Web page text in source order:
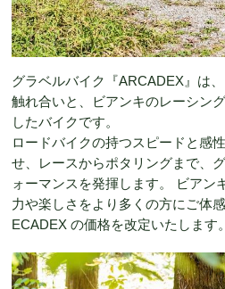
グラベルバイク『ARCADEX』は
触れ合いと、ビアンキのレーシン
したバイクです。
ロードバイクの持つスピードと感
せ、レースからポタリングまで、
ォーマンスを発揮します。 ビアン
力や楽しさをより多くの方にご体
ECADEX の価格を改定いたします。